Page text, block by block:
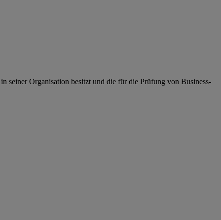
seiner Organisation besitzt und die für die Prüfung von Business-